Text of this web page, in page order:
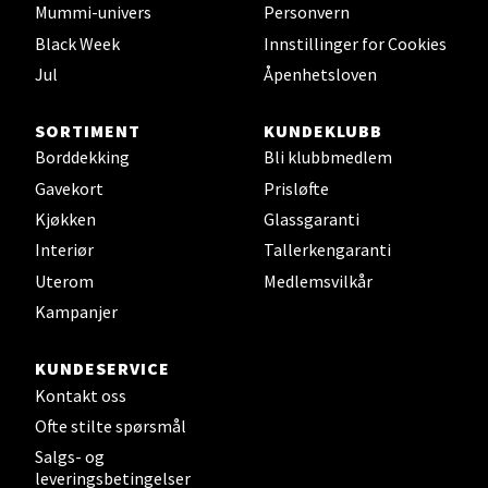
Mummi-univers
Black Week
Jul
Personvern
Innstillinger for Cookies
Åpenhetsloven
SORTIMENT
Borddekking
Gavekort
Kjøkken
Interiør
Uterom
Kampanjer
KUNDEKLUBB
Bli klubbmedlem
Prisløfte
Glassgaranti
Tallerkengaranti
Medlemsvilkår
KUNDESERVICE
Kontakt oss
Ofte stilte spørsmål
Salgs- og
leveringsbetingelser
Leirvik - Stord
Torgbakken 2, 5401 Stord
0 i butikk
Oslo - Thon Senter Storo